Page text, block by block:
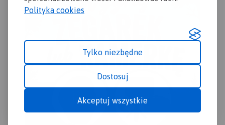
Polityka cookies
Tylko niezbędne
Dostosuj
Akceptuj wszystkie